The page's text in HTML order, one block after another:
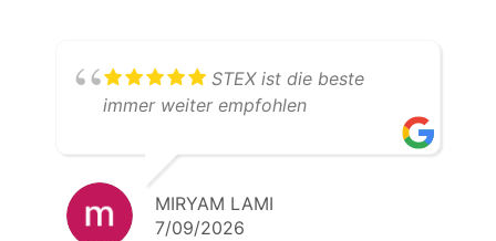
STEX ist die beste
immer weiter empfohlen
MIRYAM LAMI
7/09/2026